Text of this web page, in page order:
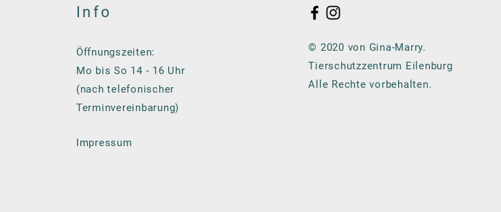
Info
Öffnungszeiten:
Mo bis So 14 - 16 Uhr
(nach telefonischer
Terminvereinbarung)
Impressum
© 2020 von Gina-Marry.
Tierschutzzentrum Eilenburg
Alle Rechte vorbehalten.